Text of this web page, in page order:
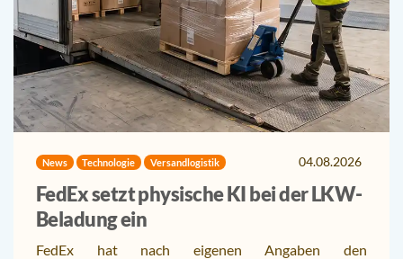
News Technologie Versandlogistik 04.08.2026
FedEx setzt physische KI bei der LKW-
Beladung ein
FedEx hat nach eigenen Angaben den